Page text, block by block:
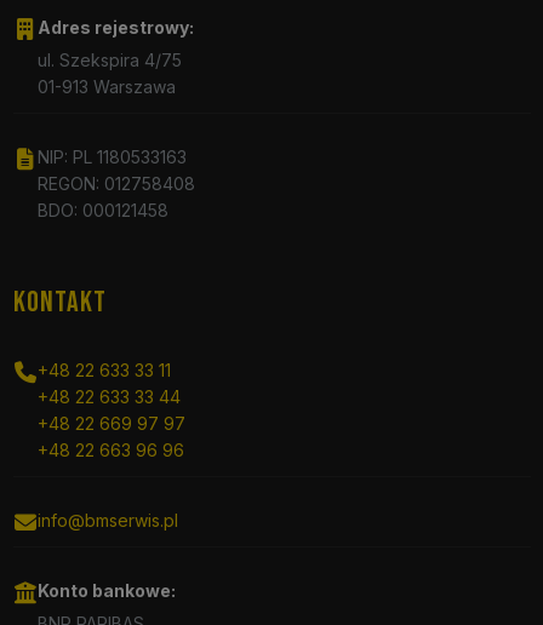
Adres rejestrowy:
ul. Szekspira 4/75
01-913 Warszawa
NIP: PL 1180533163
REGON: 012758408
BDO: 000121458
KONTAKT
+48 22 633 33 11
+48 22 633 33 44
+48 22 669 97 97
+48 22 663 96 96
info@bmserwis.pl
Konto bankowe: